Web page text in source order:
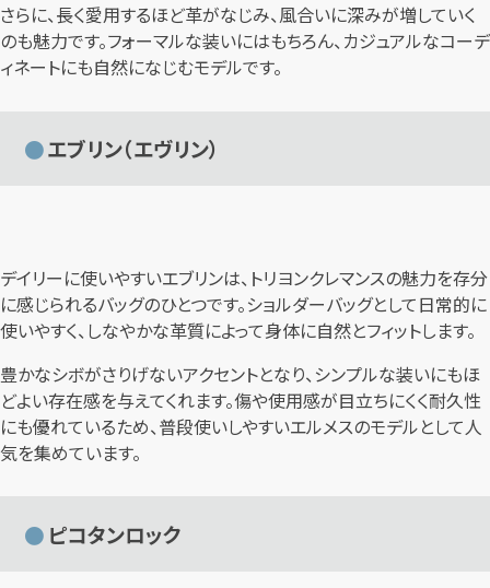
さらに、長く愛用するほど革がなじみ、風合いに深みが増していく
のも魅力です。フォーマルな装いにはもちろん、カジュアルなコーデ
ィネートにも自然になじむモデルです。
エブリン（エヴリン）
デイリーに使いやすいエブリンは、トリヨンクレマンスの魅力を存分
に感じられるバッグのひとつです。ショルダーバッグとして日常的に
使いやすく、しなやかな革質によって身体に自然とフィットします。
豊かなシボがさりげないアクセントとなり、シンプルな装いにもほ
どよい存在感を与えてくれます。傷や使用感が目立ちにくく耐久性
にも優れているため、普段使いしやすいエルメスのモデルとして人
気を集めています。
ピコタンロック